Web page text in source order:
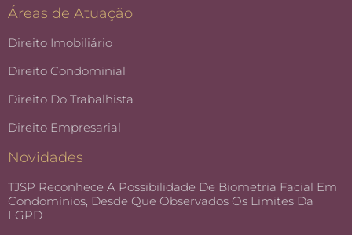
Áreas de Atuação
Direito Imobiliário
Direito Condominial
Direito Do Trabalhista
Direito Empresarial
Novidades
TJSP Reconhece A Possibilidade De Biometria Facial Em
Condomínios, Desde Que Observados Os Limites Da
LGPD